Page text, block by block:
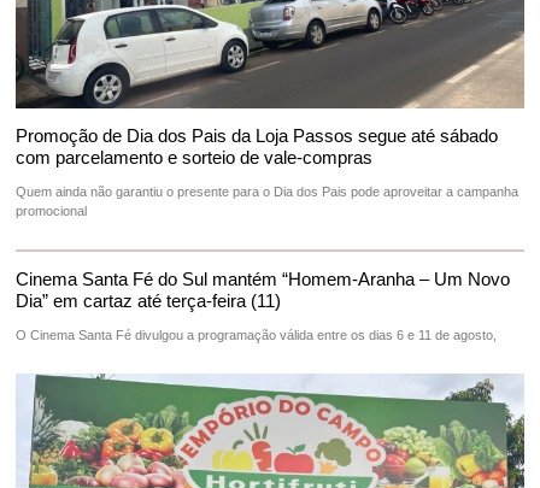
Promoção de Dia dos Pais da Loja Passos segue até sábado
com parcelamento e sorteio de vale-compras
Quem ainda não garantiu o presente para o Dia dos Pais pode aproveitar a campanha
promocional
Cinema Santa Fé do Sul mantém “Homem-Aranha – Um Novo
Dia” em cartaz até terça-feira (11)
O Cinema Santa Fé divulgou a programação válida entre os dias 6 e 11 de agosto,